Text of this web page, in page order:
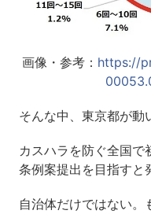
画像・参考： https://
そんな中、東京都が動
カスハラを防ぐ全国
条例案提出を目指すと
自治体だけではない。